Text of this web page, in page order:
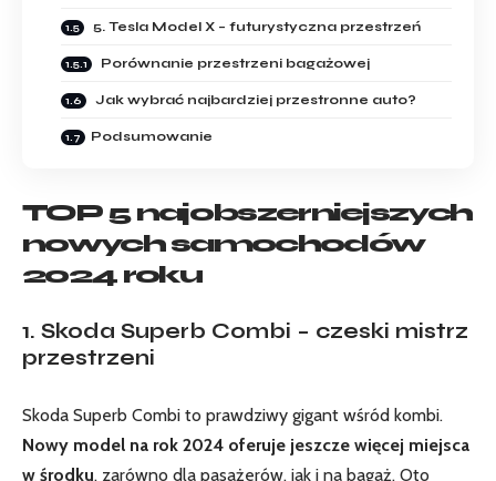
5. Tesla Model X – futurystyczna przestrzeń
Porównanie przestrzeni bagażowej
Jak wybrać najbardziej przestronne auto?
Podsumowanie
TOP 5 najobszerniejszych
nowych samochodów
2024 roku
1. Skoda Superb Combi – czeski mistrz
przestrzeni
Skoda Superb Combi to prawdziwy gigant wśród kombi.
Nowy model na rok 2024 oferuje jeszcze więcej miejsca
w środku, zarówno dla pasażerów, jak i na bagaż. Oto